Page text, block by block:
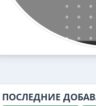
ПОСЛЕДНИЕ